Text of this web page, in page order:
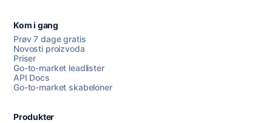
Kom i gang
Prøv 7 dage gratis
Novosti proizvoda
Priser
Go-to-market leadlister
API Docs
Go-to-market skabeloner
Produkter